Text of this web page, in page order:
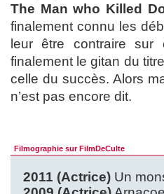
The Man who Killed
finalement connu les
leur être contraire sur
finalement le gitan du
celle du succès. Alors
n’est pas encore dit.
Filmographie sur FilmDeCulte
2011 (Actrice) Un